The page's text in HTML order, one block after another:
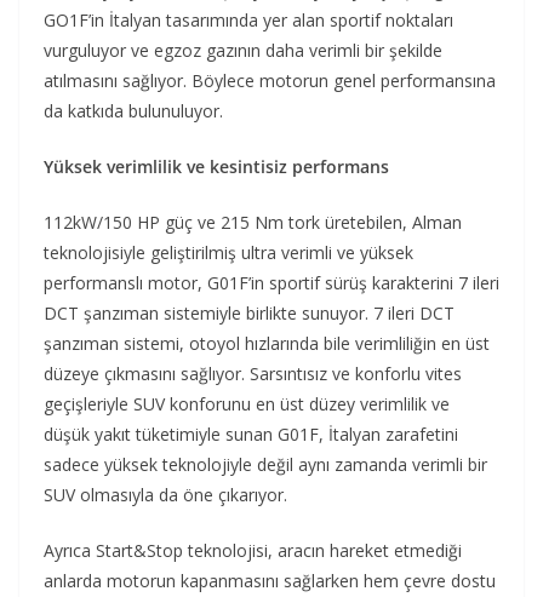
GO1F’in İtalyan tasarımında yer alan sportif noktaları
vurguluyor ve egzoz gazının daha verimli bir şekilde
atılmasını sağlıyor. Böylece motorun genel performansına
da katkıda bulunuluyor.
Yüksek verimlilik ve kesintisiz performans
112kW/150 HP güç ve 215 Nm tork üretebilen, Alman
teknolojisiyle geliştirilmiş ultra verimli ve yüksek
performanslı motor, G01F’in sportif sürüş karakterini 7 ileri
DCT şanzıman sistemiyle birlikte sunuyor. 7 ileri DCT
şanzıman sistemi, otoyol hızlarında bile verimliliğin en üst
düzeye çıkmasını sağlıyor. Sarsıntısız ve konforlu vites
geçişleriyle SUV konforunu en üst düzey verimlilik ve
düşük yakıt tüketimiyle sunan G01F, İtalyan zarafetini
sadece yüksek teknolojiyle değil aynı zamanda verimli bir
SUV olmasıyla da öne çıkarıyor.
Ayrıca Start&Stop teknolojisi, aracın hareket etmediği
anlarda motorun kapanmasını sağlarken hem çevre dostu